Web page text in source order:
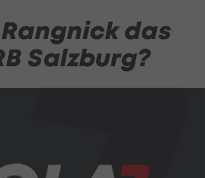
das
Salzburg?